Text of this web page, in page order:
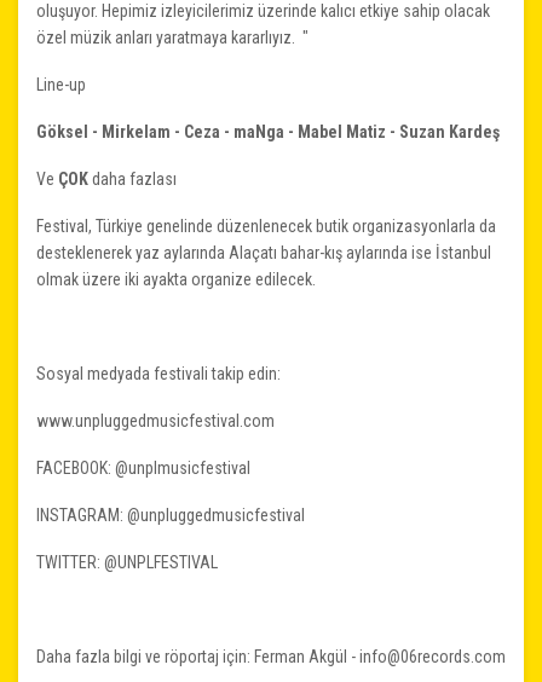
oluşuyor. Hepimiz izleyicilerimiz üzerinde kalıcı etkiye sahip olacak
özel müzik anları yaratmaya kararlıyız. "
Line-up
Göksel - Mirkelam - Ceza - maNga - Mabel Matiz - Suzan Kardeş
Ve ÇOKdaha fazlası
Festival, Türkiye genelinde düzenlenecek butik organizasyonlarla da
desteklenerek yaz aylarında Alaçatı bahar-kış aylarında ise İstanbul
olmak üzere iki ayakta organize edilecek.
Sosyal medyada festivali takip edin:
www.unpluggedmusicfestival.com
FACEBOOK: @unplmusicfestival
INSTAGRAM: @unpluggedmusicfestival
TWITTER: @UNPLFESTIVAL
Daha fazla bilgi ve röportaj için: Ferman Akgül -info@06records.com